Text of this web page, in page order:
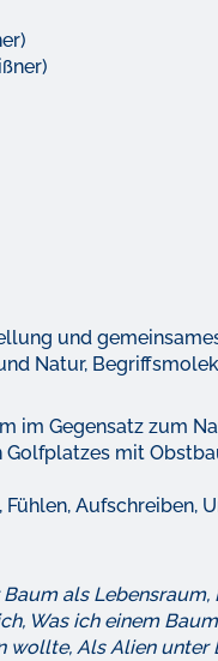
und
Natur,
im Gegensatz zum
Golfplatzes mit
Fühlen,
als
Was ich einem
wollte, Als Alien unter